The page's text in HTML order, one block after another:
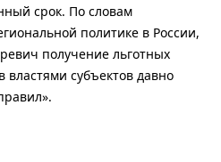
срок. По словам
политике в России,
получение льготных
властями субъектов давно